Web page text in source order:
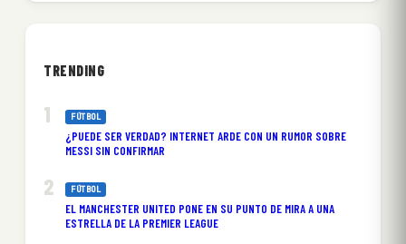
TRENDING
FÚTBOL
¿PUEDE SER VERDAD? INTERNET ARDE CON UN RUMOR SOBRE
MESSI SIN CONFIRMAR
FÚTBOL
EL MANCHESTER UNITED PONE EN SU PUNTO DE MIRA A UNA
ESTRELLA DE LA PREMIER LEAGUE